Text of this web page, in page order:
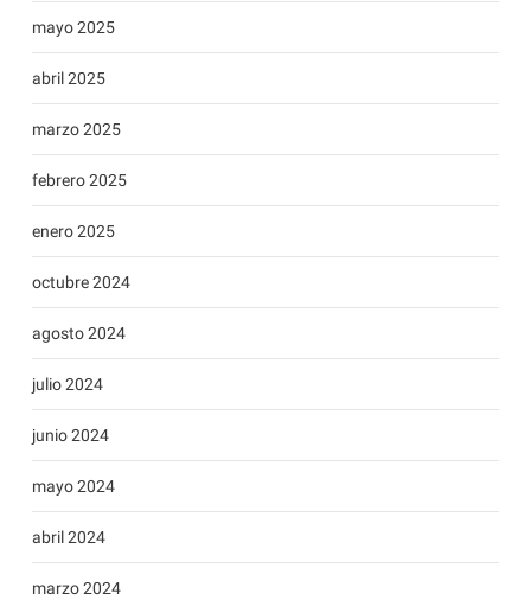
mayo 2025
abril 2025
marzo 2025
febrero 2025
enero 2025
octubre 2024
agosto 2024
julio 2024
junio 2024
mayo 2024
abril 2024
marzo 2024